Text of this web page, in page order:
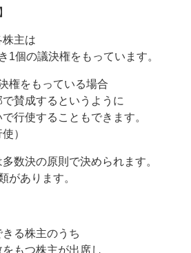
主は
個の議決権をもっています。
権をもっている場合
賛成するというように
行使することもできます。
）
数決の原則で決められます。
があります。
株主のうち
つ株主が出席し